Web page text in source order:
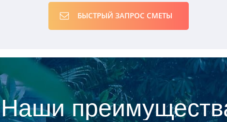
БЫСТРЫЙ ЗАПРОС СМЕТЫ
Наши